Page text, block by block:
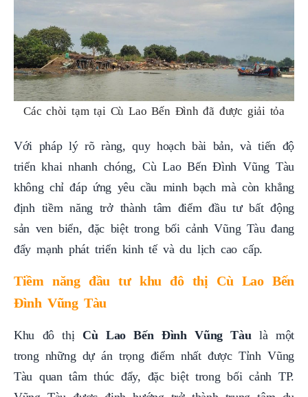
Các chòi tạm tại Cù Lao Bến Đình đã được giải tỏa
Với pháp lý rõ ràng, quy hoạch bài bản, và tiến độ
triển khai nhanh chóng, Cù Lao Bến Đình Vũng Tàu
không chỉ đáp ứng yêu cầu minh bạch mà còn khẳng
định tiềm năng trở thành tâm điểm đầu tư bất động
sản ven biển, đặc biệt trong bối cảnh Vũng Tàu đang
đẩy mạnh phát triển kinh tế và du lịch cao cấp.
Tiềm năng đầu tư khu đô thị Cù Lao Bến
Đình Vũng Tàu
Khu đô thị Cù Lao Bến Đình Vũng Tàu là một
trong những dự án trọng điểm nhất được Tỉnh Vũng
Tàu quan tâm thúc đẩy, đặc biệt trong bối cảnh TP.